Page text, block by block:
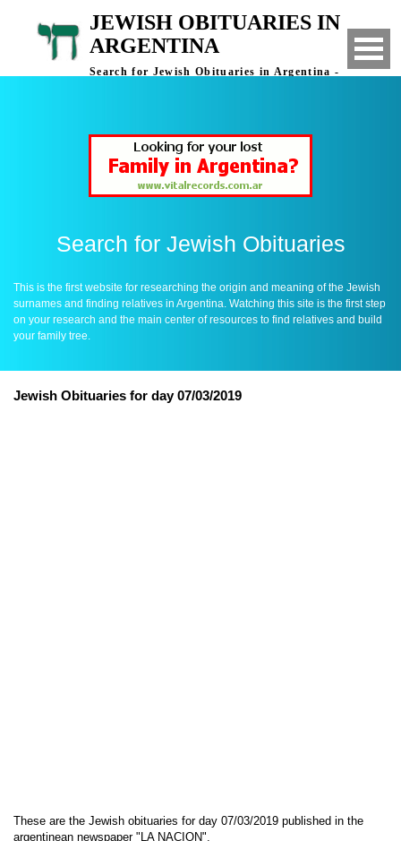
JEWISH OBITUARIES IN
ARGENTINA
Search for Jewish Obituaries in Argentina -
Search for Jewish Obituaries
This is the first website for researching the origin and meaning of the Jewish
surnames and finding relatives in Argentina. Watching this site is the first step
on your research and the main center of resources to find relatives and build
your family tree.
Jewish Obituaries for day 07/03/2019
These are the Jewish obituaries for day 07/03/2019 published in the
argentinean newspaper "LA NACION".